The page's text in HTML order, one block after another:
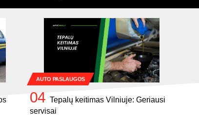
AUTO PASLAUGOS
Tepalų keitimas Vilniuje: Geriausi
servisai